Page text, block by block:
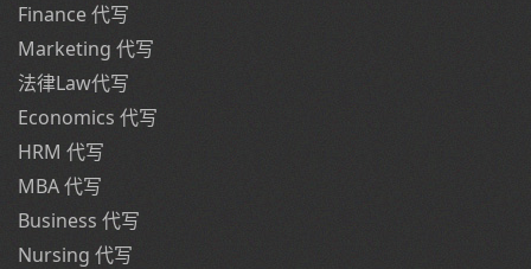
Finance 代写
Marketing 代写
法律Law代写
Economics 代写
HRM 代写
MBA 代写
Business 代写
Nursing 代写